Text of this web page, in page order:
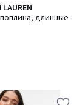
LAUREN
длинные